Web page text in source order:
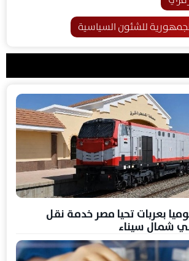
للشئون السياسية
بعربات تحيا مصر خدمة نقل
شمال سيناء